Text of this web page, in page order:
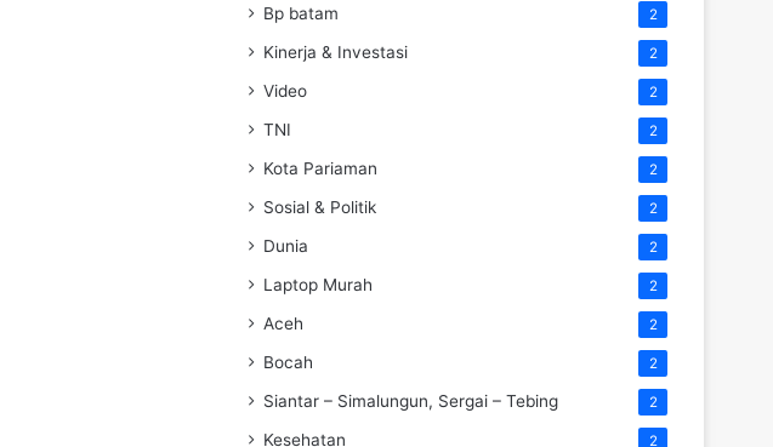
Bp batam 2
Kinerja & Investasi 2
Video 2
TNI 2
Kota Pariaman 2
Sosial & Politik 2
Dunia 2
Laptop Murah 2
Aceh 2
Bocah 2
Siantar – Simalungun, Sergai – Tebing 2
Kesehatan 2